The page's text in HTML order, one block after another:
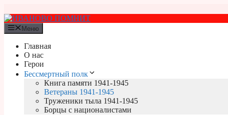
к
содержимому
Меню
Главная
О нас
Герои
Бессмертный полк
Книга памяти 1941-1945
Ветераны 1941-1945
Труженики тыла 1941-1945
Борцы с националистами